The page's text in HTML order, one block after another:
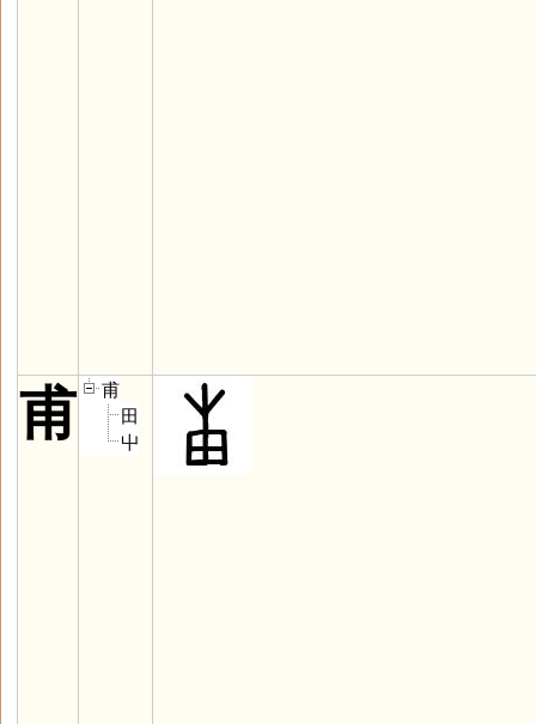
甫
甫
田
屮